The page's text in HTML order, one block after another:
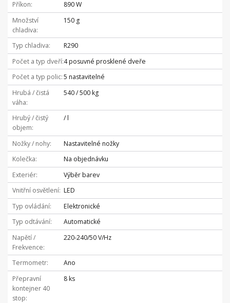
Příkon
890 W
Množství
chladiva
150 g
Typ chladiva
R290
Počet a typ dveří4 posuvné prosklené dveře
Počet a typ polic 5 nastavitelné
Hrubá / čistá
váha
540 / 500 kg
Hrubý / čistý
objem
/ l
Nožky / nohy
Nastavitelné nožky
Kolečka
Na objednávku
Exteriér
Výběr barev
Vnitřní osvětlení LED
Typ ovládání
Elektronické
Typ odtávání
Automatické
Napětí /
Frekvence
220-240/50 V/Hz
Termometr
Ano
Přepravní
kontejner 40
stop
8 ks